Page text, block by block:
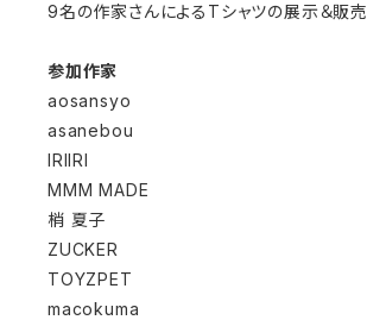
9名の作家さんによるTシャツの展示＆販売
参加作家
aosansyo
asanebou
IRIIRI
MMM MADE
梢 夏子
ZUCKER
TOYZPET
macokuma